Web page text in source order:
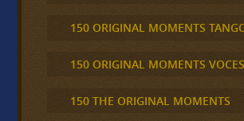
150 ORIGINAL MOMENTS
150 ORIGINAL MOMENTS
150 THE ORIGINAL MOMENTS